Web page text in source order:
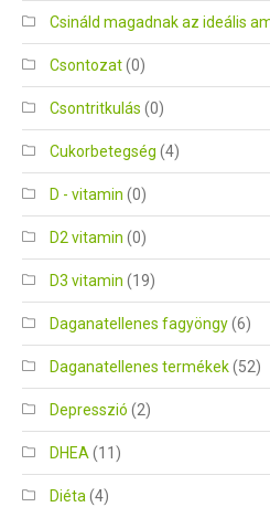
Csináld magadnak az ideális
Csontozat(0)
Csontritkulás (0)
Cukorbetegség (4)
D - vitamin (0)
D2 vitamin (0)
D3 vitamin (19)
Daganatellenes fagyöngy(6)
Daganatellenes termékek(52)
Depresszió (2)
DHEA (11)
Diéta (4)